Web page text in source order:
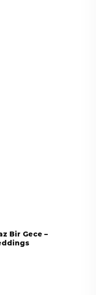
Bir Gece –